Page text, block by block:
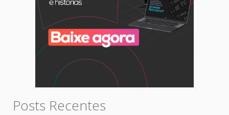
Posts Recentes